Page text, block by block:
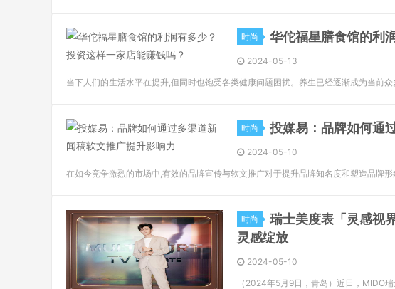
时尚 华佗福星膳食馆的利
2024-05-13
当下人们的生活水平在提升,但同时也饱受各类健康问题困扰。养生已经逐渐成为当前
时尚 投媒易：品牌如何通
2024-05-10
在如今竞争激烈的市场中,有效的品牌宣传与软文推广对于提升品牌知名度和塑造品牌
时尚
瑞士美度表「灵感视
灵感绽放
2024-05-10
（2024年5月9日，青岛）近日，MIDO